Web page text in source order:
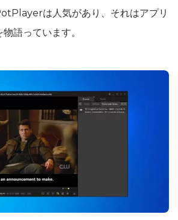
は人気があり、それはアプリ
語っています。